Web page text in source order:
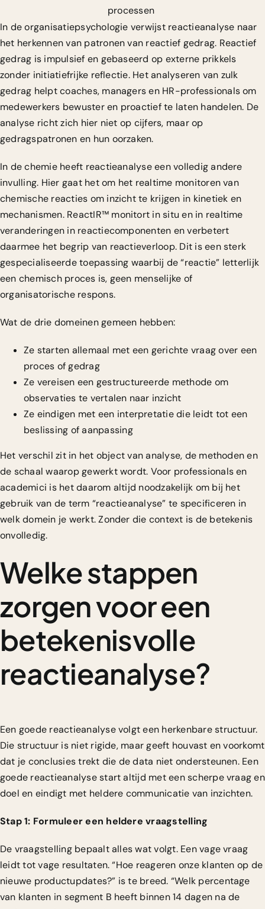
processen
In de organisatiepsychologie verwijst reactieanalyse naar
het herkennen van patronen van reactief gedrag. Reactief
gedrag is impulsief en gebaseerd op externe prikkels
zonder initiatiefrijke reflectie. Het analyseren van zulk
gedrag helpt coaches, managers en HR-professionals om
medewerkers bewuster en proactief te laten handelen. De
analyse richt zich hier niet op cijfers, maar op
gedragspatronen en hun oorzaken.
In de chemie heeft reactieanalyse een volledig andere
invulling. Hier gaat het om het realtime monitoren van
chemische reacties om inzicht te krijgen in kinetiek en
mechanismen. ReactIR™ monitort in situ en in realtime
veranderingen in reactiecomponenten en verbetert
daarmee het begrip van reactieverloop. Dit is een sterk
gespecialiseerde toepassing waarbij de “reactie” letterlijk
een chemisch proces is, geen menselijke of
organisatorische respons.
Wat de drie domeinen gemeen hebben:
Ze starten allemaal met een gerichte vraag over een
proces of gedrag
Ze vereisen een gestructureerde methode om
observaties te vertalen naar inzicht
Ze eindigen met een interpretatie die leidt tot een
beslissing of aanpassing
Het verschil zit in het object van analyse, de methoden en
de schaal waarop gewerkt wordt. Voor professionals en
academici is het daarom altijd noodzakelijk om bij het
gebruik van de term “reactieanalyse” te specificeren in
welk domein je werkt. Zonder die context is de betekenis
onvolledig.
Welke stappen
zorgen voor een
betekenisvolle
reactieanalyse?
Een goede reactieanalyse volgt een herkenbare structuur.
Die structuur is niet rigide, maar geeft houvast en voorkomt
dat je conclusies trekt die de data niet ondersteunen. Een
goede reactieanalyse start altijd met een scherpe vraag en
doel en eindigt met heldere communicatie van inzichten.
Stap 1: Formuleer een heldere vraagstelling
De vraagstelling bepaalt alles wat volgt. Een vage vraag
leidt tot vage resultaten. “Hoe reageren onze klanten op de
nieuwe productupdates?” is te breed. “Welk percentage
van klanten in segment B heeft binnen 14 dagen na de